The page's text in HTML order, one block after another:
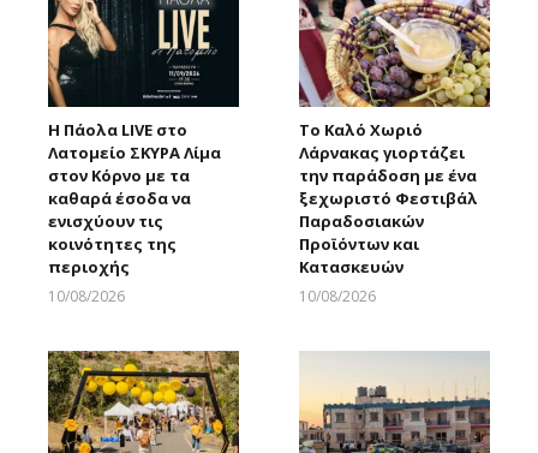
Η Πάολα LIVE στο
Λατομείο ΣΚΥΡΑ Λίμα
στον Κόρνο με τα
καθαρά έσοδα να
ενισχύουν τις
κοινότητες της
περιοχής
10/08/2026
Το Καλό Χωριό
Λάρνακας γιορτάζει
την παράδοση με ένα
ξεχωριστό Φεστιβάλ
Παραδοσιακών
Προϊόντων και
Κατασκευών
10/08/2026